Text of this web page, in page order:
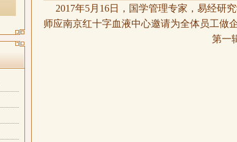
2017年5月16日，国学管理专家，易经研
师应南京红十字血液中心邀请为全体员工做
第一